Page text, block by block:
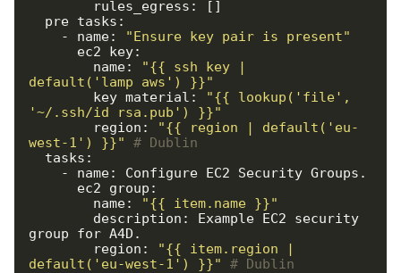
    - name:
"Ensure key pair is present"
        name:
"{{ ssh_key |
default('lamp_aws') }}"
        key_material:
"{{ lookup('file',
'~/.ssh/id_rsa.pub') }}"
        region:
"{{ region | default('eu-
west-1') }}"
# Dublin
        name:
"{{ item.name }}"
group for A4D.
        region:
"{{ item.region |
default('eu-west-1') }}"
# Dublin